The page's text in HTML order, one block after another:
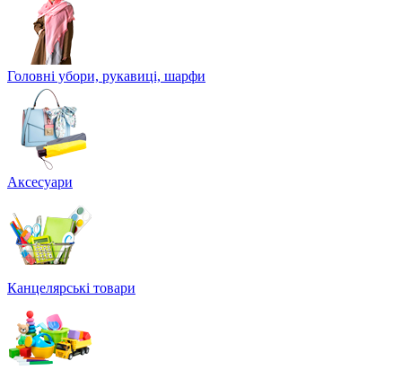
Головні убори, рукавиці, шарфи
Аксесуари
Канцелярські товари